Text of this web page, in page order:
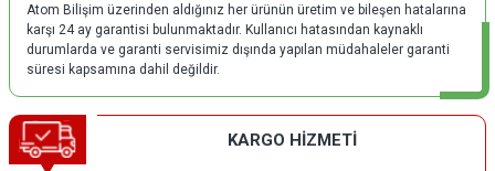
Atom Bilişim üzerinden aldığınız her ürünün üretim ve bileşen hatalarına
karşı 24 ay garantisi bulunmaktadır. Kullanıcı hatasından kaynaklı
durumlarda ve garanti servisimiz dışında yapılan müdahaleler garanti
süresi kapsamına dahil değildir.
KARGO HİZMETİ